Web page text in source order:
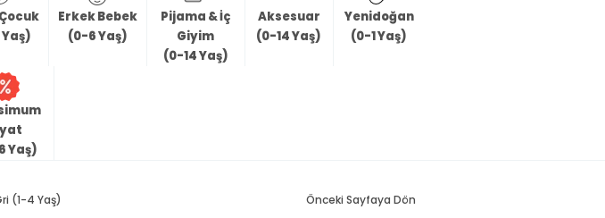
Erkek Bebek
(0-6 Yaş)
Pijama & İç
Giyim
(0-14 Yaş)
Aksesuar
(0-14 Yaş)
Yenidoğan
(0-1 Yaş)
Yaş)
(1-4 Yaş) Önceki Sayfaya Dön